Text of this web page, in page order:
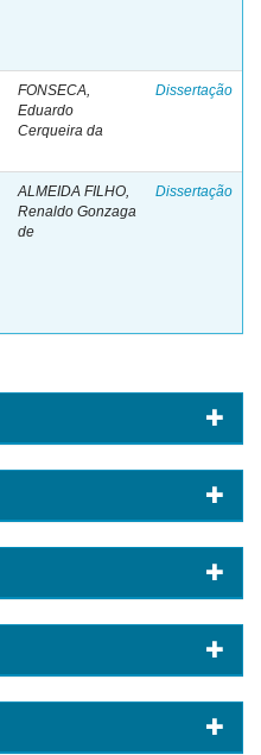
FONSECA,
Eduardo
Cerqueira da
Dissertação
ALMEIDA FILHO,
Renaldo Gonzaga
de
Dissertação